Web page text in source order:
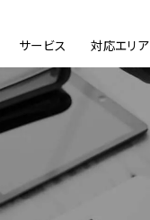
サービス 対応エリア